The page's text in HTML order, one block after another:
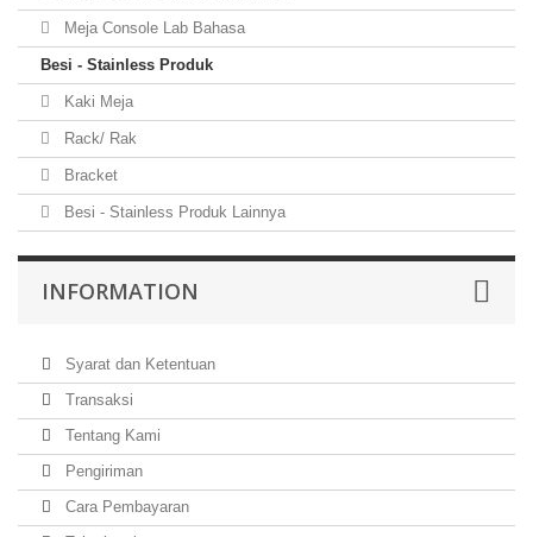
Meja Console Lab Bahasa
Besi - Stainless Produk
Kaki Meja
Rack/ Rak
Bracket
Besi - Stainless Produk Lainnya
INFORMATION
Syarat dan Ketentuan
Transaksi
Tentang Kami
Pengiriman
Cara Pembayaran